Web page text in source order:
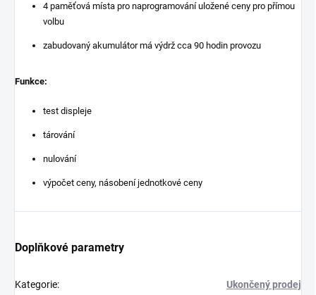
4 paměťová místa pro naprogramování uložené ceny pro přímou
volbu
zabudovaný akumulátor má výdrž cca 90 hodin provozu
Funkce:
test displeje
tárování
nulování
výpočet ceny, násobení jednotkové ceny
Doplňkové parametry
Kategorie: Ukončený prodej